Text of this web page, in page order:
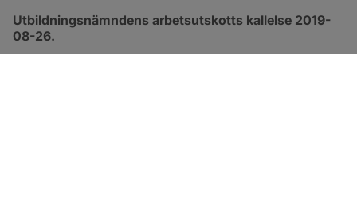
Utbildningsnämndens arbetsutskotts kallelse 2019-
08-26.